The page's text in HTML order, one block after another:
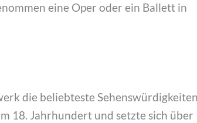
eine Oper oder ein Ballett in
die beliebteste
18. Jahrhundert und setzte sich über